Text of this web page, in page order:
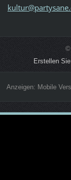
kultur@partysane
©
Erstellen
Anzeigen: Mobile